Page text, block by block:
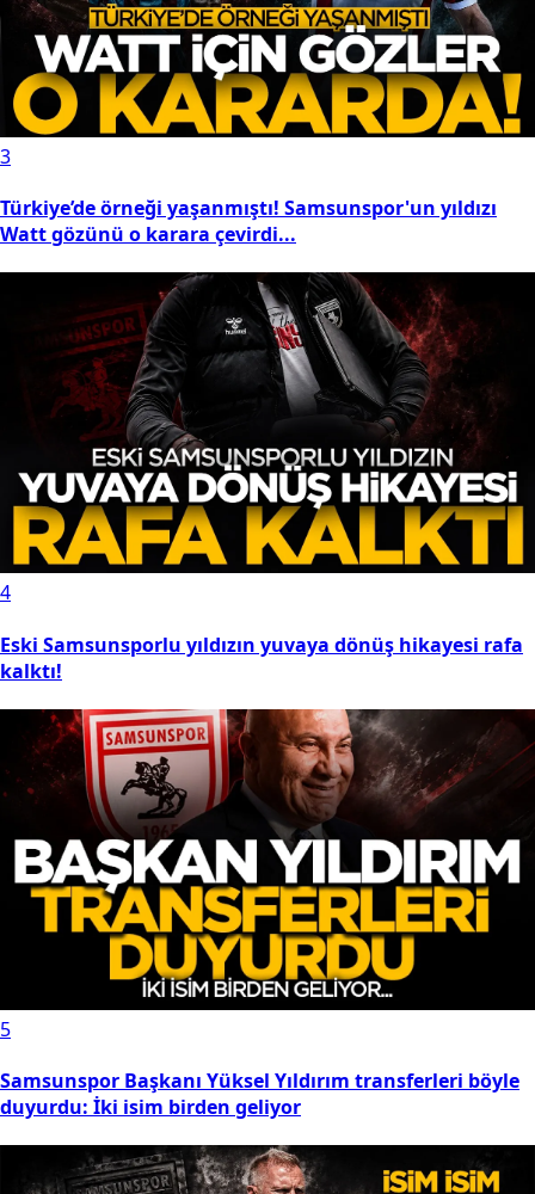
3
Türkiye’de örneği yaşanmıştı! Samsunspor'un yıldızı
Watt gözünü o karara çevirdi...
4
Eski Samsunsporlu yıldızın yuvaya dönüş hikayesi rafa
kalktı!
5
Samsunspor Başkanı Yüksel Yıldırım transferleri böyle
duyurdu: İki isim birden geliyor